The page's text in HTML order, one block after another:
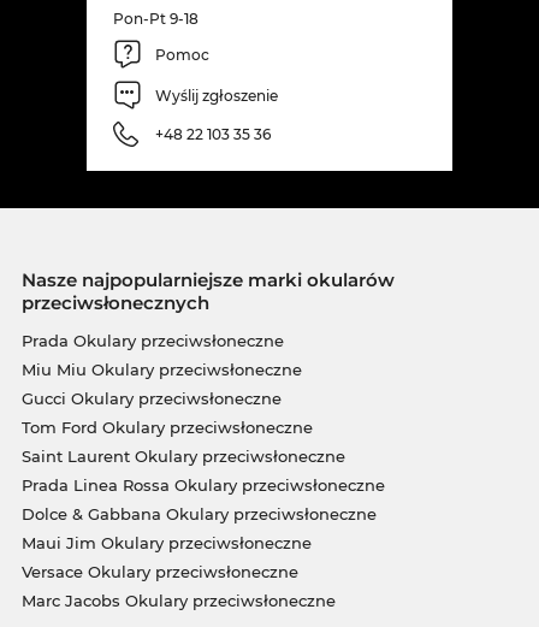
Pon-Pt 9-18
Pomoc
Wyślij zgłoszenie
+48 22 103 35 36
Nasze najpopularniejsze marki okularów
przeciwsłonecznych
Prada Okulary przeciwsłoneczne
Miu Miu Okulary przeciwsłoneczne
Gucci Okulary przeciwsłoneczne
Tom Ford Okulary przeciwsłoneczne
Saint Laurent Okulary przeciwsłoneczne
Prada Linea Rossa Okulary przeciwsłoneczne
Dolce & Gabbana Okulary przeciwsłoneczne
Maui Jim Okulary przeciwsłoneczne
Versace Okulary przeciwsłoneczne
Marc Jacobs Okulary przeciwsłoneczne